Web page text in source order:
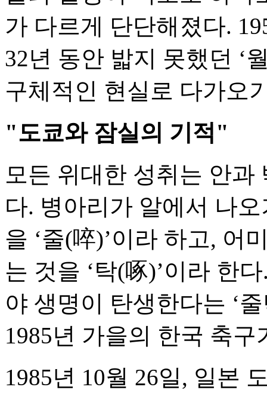
가 다르게 단단해졌다.
32년 동안 밟지 못했던 ‘
구체적인 현실로 다가오
"도쿄와 잠실의 기적"
모든 위대한 성취는 안과
다. 병아리가 알에서 나
을 ‘줄(啐)’이라 하고, 어
는 것을 ‘탁(啄)’이라 한
야 생명이 탄생한다는 ‘
1985년 가을의 한국 축
1985년 10월 26일, 일본